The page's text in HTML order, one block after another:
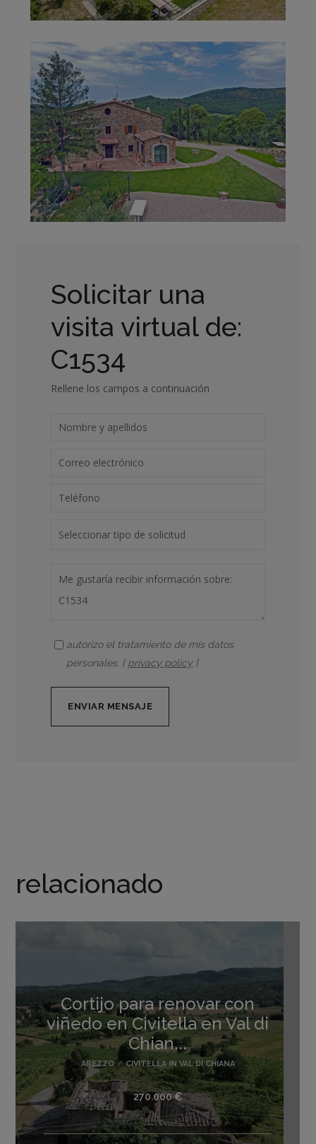
Solicitar una
visita virtual de:
C1534
Rellene los campos a continuación
autorizo el tratamiento de mis datos
personales. [ privacy policy]
relacionado
Cortijo para renovar con
viñedo en Civitella en Val di
Chian...
AREZZO / CIVITELLA IN VAL DI CHIANA
270.000 €